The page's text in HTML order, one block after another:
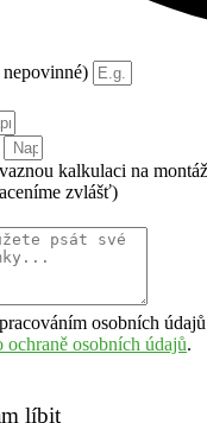
kalkulaci na
zvlášť)
osobních
ochraně osobních údajů.
líbit